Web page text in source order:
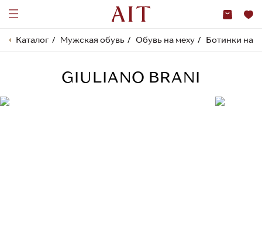
Каталог Мужская обувь Обувь на меху Ботинки на
GIULIANO BRANI